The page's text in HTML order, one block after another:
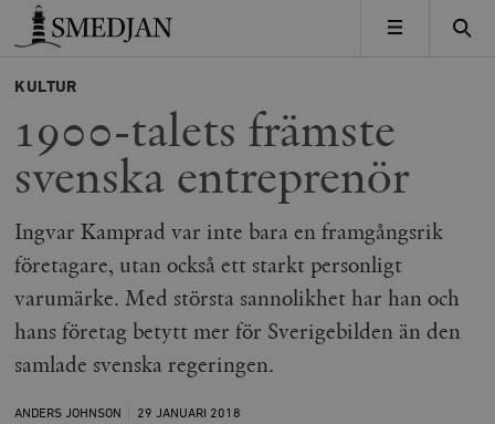
Timbro
MENY
KULTUR
1900-talets främste
svenska entreprenör
Ingvar Kamprad var inte bara en framgångsrik
företagare, utan också ett starkt personligt
varumärke. Med största sannolikhet har han och
hans företag betytt mer för Sverigebilden än den
samlade svenska regeringen.
ANDERS JOHNSON 29 JANUARI 2018